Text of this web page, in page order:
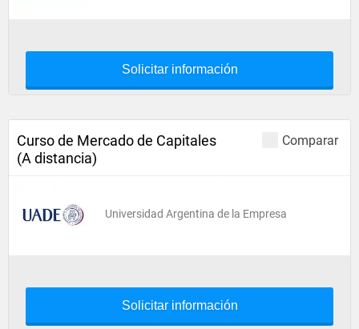
Solicitar información
Comparar
Curso de Mercado de Capitales
(A distancia)
Universidad Argentina de la Empresa
Solicitar información